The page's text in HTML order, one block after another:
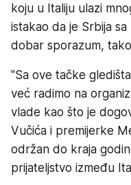
koju u Italiju ulazi
istakao da je Srbija
dobar sporazum,
"Sa ove tačke
već radimo na
vlade kao što je
Vučića i premijerke
održan do kraja
prijateljstvo između